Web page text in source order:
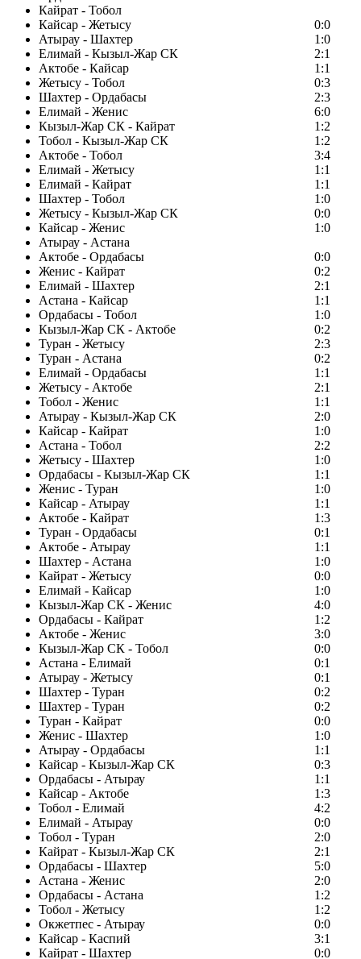
Кайрат - Тобол
Кайсар - Жетысу
0:0
Атырау - Шахтер
1:0
Елимай - Кызыл-Жар СК
2:1
Актобе - Кайсар
1:1
Жетысу - Тобол
0:3
Шахтер - Ордабасы
2:3
Елимай - Женис
6:0
Кызыл-Жар СК - Кайрат
1:2
Тобол - Кызыл-Жар СК
1:2
Актобе - Тобол
3:4
Елимай - Жетысу
1:1
Елимай - Кайрат
1:1
Шахтер - Тобол
1:0
Жетысу - Кызыл-Жар СК
0:0
Кайсар - Женис
1:0
Атырау - Астана
Актобе - Ордабасы
0:0
Женис - Кайрат
0:2
Елимай - Шахтер
2:1
Астана - Кайсар
1:1
Ордабасы - Тобол
1:0
Кызыл-Жар СК - Актобе
0:2
Туран - Жетысу
2:3
Туран - Астана
0:2
Елимай - Ордабасы
1:1
Жетысу - Актобе
2:1
Тобол - Женис
1:1
Атырау - Кызыл-Жар СК
2:0
Кайсар - Кайрат
1:0
Астана - Тобол
2:2
Жетысу - Шахтер
1:0
Ордабасы - Кызыл-Жар СК
1:1
Женис - Туран
1:0
Кайсар - Атырау
1:1
Актобе - Кайрат
1:3
Туран - Ордабасы
0:1
Актобе - Атырау
1:1
Шахтер - Астана
1:0
Кайрат - Жетысу
0:0
Елимай - Кайсар
1:0
Кызыл-Жар СК - Женис
4:0
Ордабасы - Кайрат
1:2
Актобе - Женис
3:0
Кызыл-Жар СК - Тобол
0:0
Астана - Елимай
0:1
Атырау - Жетысу
0:1
Шахтер - Туран
0:2
Шахтер - Туран
0:2
Туран - Кайрат
0:0
Женис - Шахтер
1:0
Атырау - Ордабасы
1:1
Кайсар - Кызыл-Жар СК
0:3
Ордабасы - Атырау
1:1
Кайсар - Актобе
1:3
Тобол - Елимай
4:2
Елимай - Атырау
0:0
Тобол - Туран
2:0
Кайрат - Кызыл-Жар СК
2:1
Ордабасы - Шахтер
5:0
Астана - Женис
2:0
Ордабасы - Астана
1:2
Тобол - Жетысу
1:2
Окжетпес - Атырау
0:0
Кайсар - Каспий
3:1
Кайрат - Шахтер
0:0